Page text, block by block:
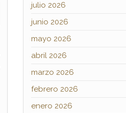
julio 2026
junio 2026
mayo 2026
abril 2026
marzo 2026
febrero 2026
enero 2026